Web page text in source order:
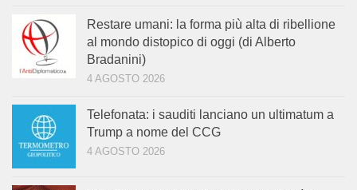
Restare umani: la forma più alta di ribellione
al mondo distopico di oggi (di Alberto
Bradanini)
4 AGOSTO 2026
Telefonata: i sauditi lanciano un ultimatum a
Trump a nome del CCG
4 AGOSTO 2026